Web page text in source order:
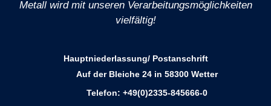
Metall wird mit unseren Verarbeitungsmöglichkeiten
vielfältig!
Hauptniederlassung/ Postanschrift
Auf der Bleiche 24 in 58300 Wetter
Telefon: +49(0)2335-845666-0